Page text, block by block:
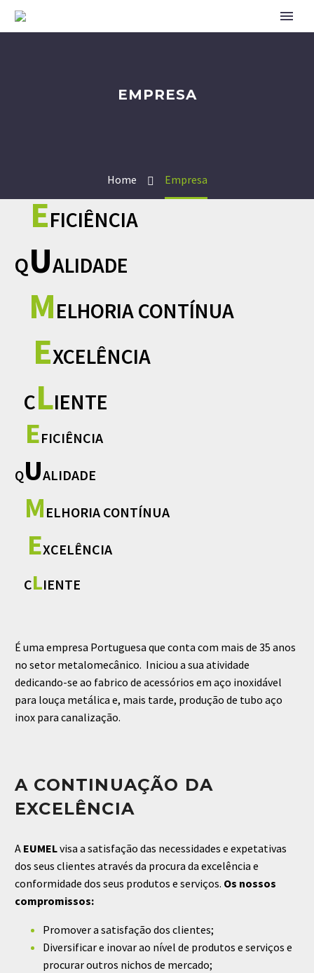
EMPRESA
Home Empresa
EFICIÊNCIA
QUALIDADE
MELHORIA CONTÍNUA
EXCELÊNCIA
CLIENTE
EFICIÊNCIA
QUALIDADE
M ELHORIA CONTÍNUA
EXCELÊNCIA
CLIENTE
É uma empresa Portuguesa que conta com mais de 35 anos
no setor metalomecânico. Iniciou a sua atividade
dedicando-se ao fabrico de acessórios em aço inoxidável
para louça metálica e, mais tarde, produção de tubo aço
inox para canalização.
A CONTINUAÇÃO DA
EXCELÊNCIA
A EUMELvisa a satisfação das necessidades e expetativas
dos seus clientes através da procura da excelência e
conformidade dos seus produtos e serviços. Os nossos
compromissos:
Promover a satisfação dos clientes;
Diversificar e inovar ao nível de produtos e serviços e
procurar outros nichos de mercado;